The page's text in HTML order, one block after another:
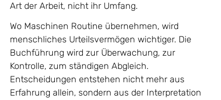
Art der Arbeit, nicht ihr Umfang.
Wo Maschinen Routine übernehmen, wird
menschliches Urteilsvermögen wichtiger. Die
Buchführung wird zur Überwachung, zur
Kontrolle, zum ständigen Abgleich.
Entscheidungen entstehen nicht mehr aus
Erfahrung allein, sondern aus der Interpretation